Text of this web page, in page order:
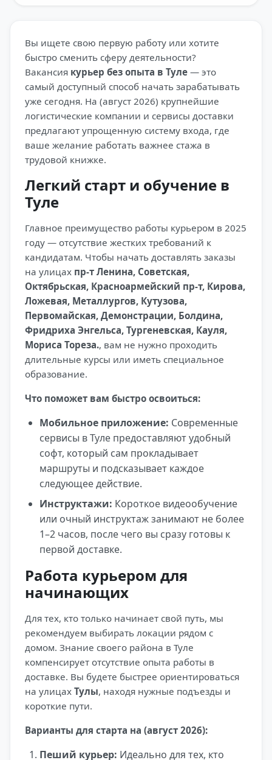
Вы ищете свою первую работу или хотите
быстро сменить сферу деятельности?
Вакансия курьер без опыта в Туле — это
самый доступный способ начать зарабатывать
уже сегодня. На (август 2026) крупнейшие
логистические компании и сервисы доставки
предлагают упрощенную систему входа, где
ваше желание работать важнее стажа в
трудовой книжке.
Легкий старт и обучение в
Туле
Главное преимущество работы курьером в 2025
году — отсутствие жестких требований к
кандидатам. Чтобы начать доставлять заказы
на улицах пр-т Ленина, Советская,
Октябрьская, Красноармейский пр-т, Кирова,
Ложевая, Металлургов, Кутузова,
Первомайская, Демонстрации, Болдина,
Фридриха Энгельса, Тургеневская, Кауля,
Мориса Тореза., вам не нужно проходить
длительные курсы или иметь специальное
образование.
Что поможет вам быстро освоиться:
Мобильное приложение: Современные
сервисы в Туле предоставляют удобный
софт, который сам прокладывает
маршруты и подсказывает каждое
следующее действие.
Инструктажи: Короткое видеообучение
или очный инструктаж занимают не более
1–2 часов, после чего вы сразу готовы к
первой доставке.
Работа курьером для
начинающих
Для тех, кто только начинает свой путь, мы
рекомендуем выбирать локации рядом с
домом. Знание своего района в Туле
компенсирует отсутствие опыта работы в
доставке. Вы будете быстрее ориентироваться
на улицах Тулы, находя нужные подъезды и
короткие пути.
Варианты для старта на (август 2026):
Пеший курьер: Идеально для тех, кто